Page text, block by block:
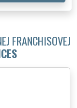
FRANCHISOVEJ